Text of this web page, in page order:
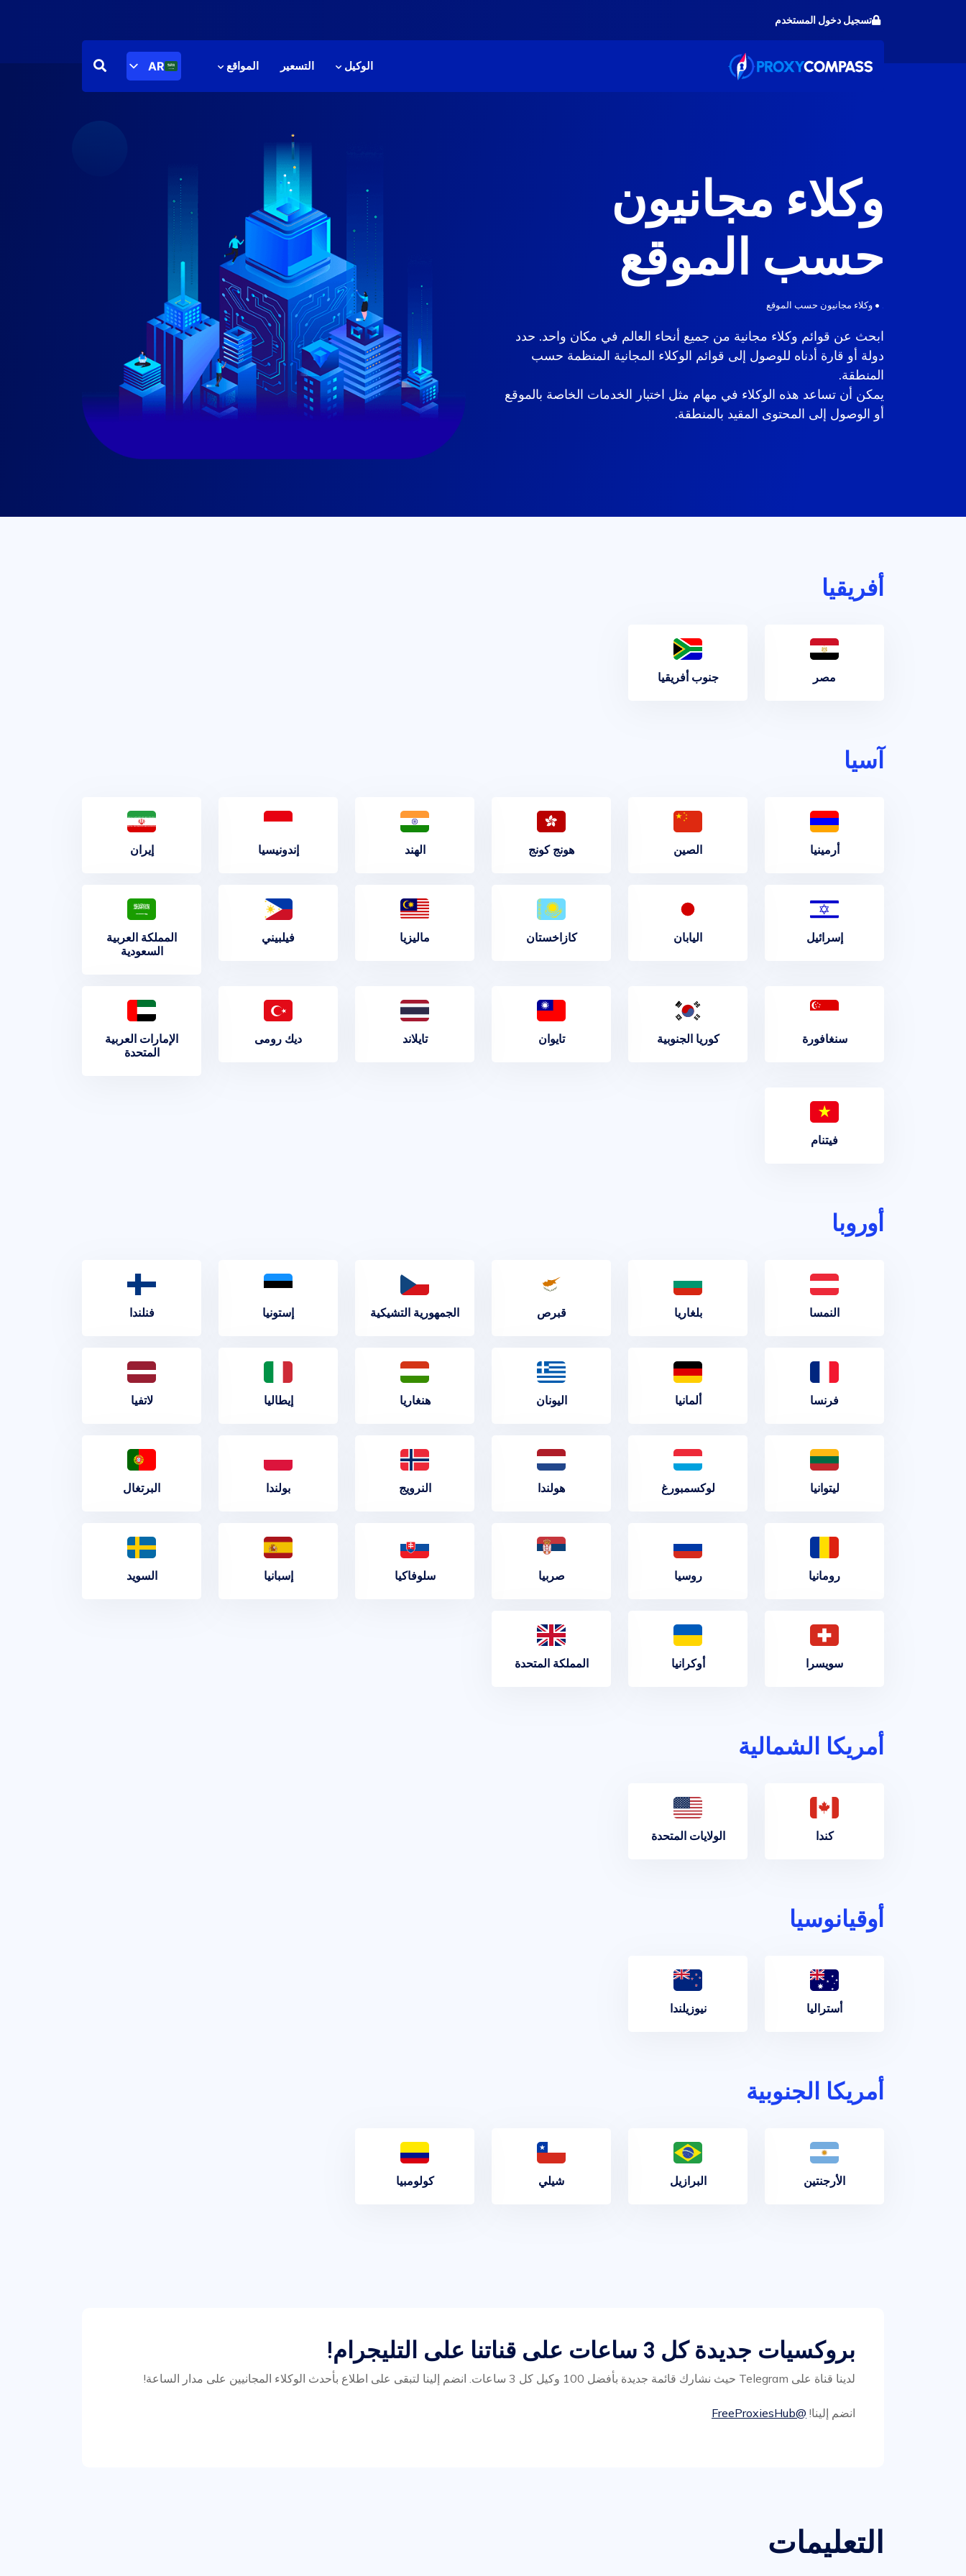
تسجيل دخول المستخدم
الوكيل التسعير المواقع AR
وكلاء مجانيون
حسب الموقع
.
• وكلاء مجانيون حسب الموقع
ابحث عن قوائم وكلاء مجانية من جميع أنحاء العالم في مكان واحد. حدد
دولة أو قارة أدناه للوصول إلى قوائم الوكلاء المجانية المنظمة حسب
المنطقة.
يمكن أن تساعد هذه الوكلاء في مهام مثل اختبار الخدمات الخاصة بالموقع
أو الوصول إلى المحتوى المقيد بالمنطقة.
أفريقيا
مصر جنوب أفريقيا
آسيا
أرمينيا الصين هونج كونج الهند إندونيسيا إيران
إسرائيل اليابان كازاخستان ماليزيا فيلبيني
المملكة العربية
السعودية
سنغافورة كوريا الجنوبية تايوان تايلاند ديك رومى
الإمارات العربية
المتحدة
فيتنام
أوروبا
النمسا بلغاريا قبرص الجمهورية التشيكية إستونيا فنلندا
فرنسا ألمانيا اليونان هنغاريا إيطاليا لاتفيا
ليتوانيا لوكسمبورغ هولندا النرويج بولندا البرتغال
رومانيا روسيا صربيا سلوفاكيا إسبانيا السويد
سويسرا أوكرانيا المملكة المتحدة
أمريكا الشمالية
كندا الولايات المتحدة
أوقيانوسيا
أستراليا نيوزيلندا
أمريكا الجنوبية
الأرجنتين البرازيل شيلي كولومبيا
بروكسيات جديدة كل 3 ساعات على قناتنا على التليجرام!
لدينا قناة على Telegram حيث نشارك قائمة جديدة بأفضل 100 وكيل كل 3 ساعات. انضم إلينا لتبقى على اطلاع بأحدث الوكلاء المجانيين على مدار الساعة!
انضم إلينا! @FreeProxiesHub
التعليمات